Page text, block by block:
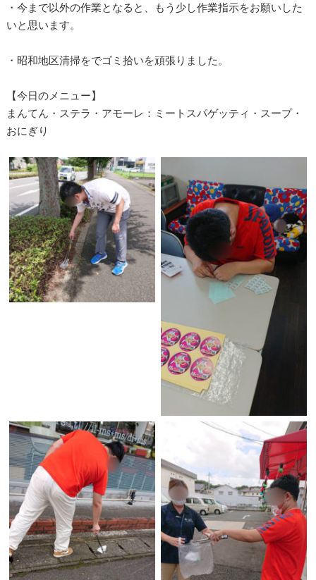
・今まで以外の作業となると、もう少し作業指示をお願いした
いと思います。
・昭和地区清掃をでゴミ拾いを頑張りました。
【今日のメニュー】
まんてん・ステラ・アモーレ：ミートスパゲッティ・スープ・
おにぎり